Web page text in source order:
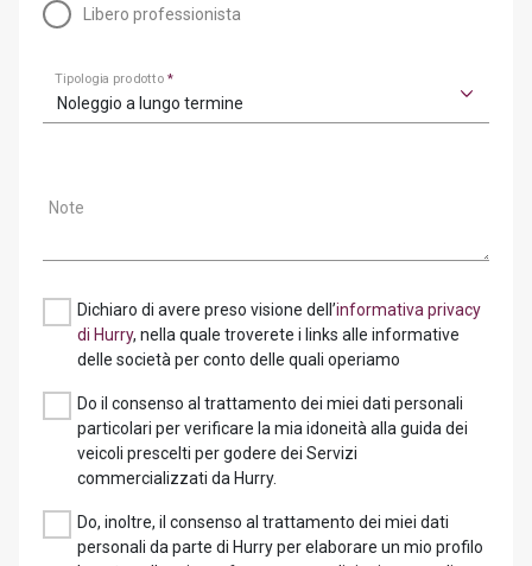
Libero professionista
Tipologia prodotto*
Noleggio a lungo termine
Note
Dichiaro di avere preso visione dell’informativa privacy
di Hurry, nella quale troverete i links alle informative
delle società per conto delle quali operiamo
Do il consenso al trattamento dei miei dati personali
particolari per verificare la mia idoneità alla guida dei
veicoli prescelti per godere dei Servizi
commercializzati da Hurry.
Do, inoltre, il consenso al trattamento dei miei dati
personali da parte di Hurry per elaborare un mio profilo